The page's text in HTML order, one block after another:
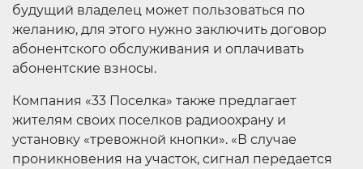
будущий владелец может пользоваться по
желанию, для этого нужно заключить договор
абонентского обслуживания и оплачивать
абонентские взносы.
Компания «33 Поселка» также предлагает
жителям своих поселков радиоохрану и
установку «тревожной кнопки». «В случае
проникновения на участок, сигнал передается